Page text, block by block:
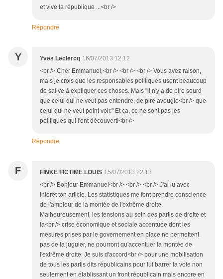
et vive la république ...<br />
Répondre
Y Yves Leclercq 16/07/2013 12:12
<br /> Cher Emmanuel,<br /> <br /> <br /> Vous avez raison,
mais je crois que les responsables politiques usent beaucoup
de salive à expliquer ces choses. Mais "il n'y a de pire sourd
que celui qui ne veut pas entendre, de pire aveugle<br /> que
celui qui ne veut point voir." Et ça, ce ne sont pas les
politiques qui l'ont découvert!<br />
Répondre
F FINKE FICTIME LOUIS 15/07/2013 22:13
<br /> Bonjour Emmanuel<br /> <br /> <br /> J'ai lu avec
intérêt ton article. Les statistiques me font prendre conscience
de l'ampleur de la montée de l'extrême droite.
Malheureusement, les tensions au sein des partis de droite et
la<br /> crise économique et sociale accentuée dont les
mesures prises par le governement en place ne permettent
pas de la juguler, ne pourront qu'accentuer la montée de
l'extrême droite. Je suis d'accord<br /> pour une mobilisation
de tous les partis dits républicains pour lui barrer la voie non
seulement en établissant un front républicain mais encore en